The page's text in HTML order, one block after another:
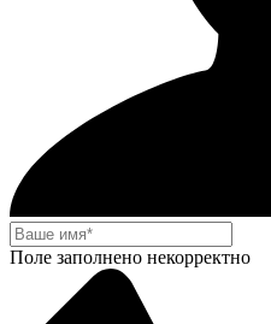
Поле заполнено некорректно